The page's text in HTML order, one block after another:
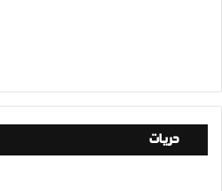
حريات